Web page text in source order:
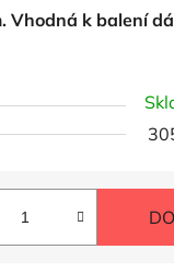
Vhodná k balení